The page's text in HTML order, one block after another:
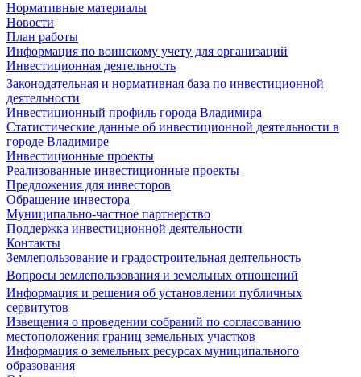
Нормативные материалы
Новости
План работы
Информация по воинскому учету для организаций
Инвестиционная деятельность
Законодательная и нормативная база по инвестиционной
деятельности
Инвестиционный профиль города Владимира
Статистические данные об инвестиционной деятельности в
городе Владимире
Инвестиционные проекты
Реализованные инвестиционные проекты
Предложения для инвесторов
Обращение инвестора
Муниципально-частное партнерство
Поддержка инвестиционной деятельности
Контакты
Землепользование и градостроительная деятельность
Вопросы землепользования и земельных отношений
Информация и решения об установлении публичных
сервитутов
Извещения о проведении собраний по согласованию
местоположения границ земельных участков
Информация о земельных ресурсах муниципального
образования